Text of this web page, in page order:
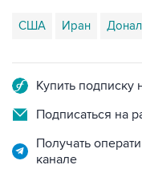
Подписаться на
Получать
канале